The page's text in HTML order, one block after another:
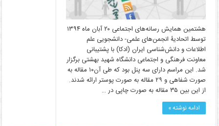
هشتمین همایش رسانه‌های اجتماعی ۲۰ آبان ماه ۱۳۹۴
توسط اتحادیۀ انجمن‌های علمی- دانشجویی علم
اطلاعات و دانش‌شناسی ایران (ادکا) با پشتیبانی
معاونت فرهنگی و اجتماعی دانشگاه شهید بهشتی برگزار
شد. این مراسم دارای سه پنل بود که طی آن۱۰ مقاله به
صورت شفاهی و ۲۹ مقاله به صورت پوستر ارائه شدند.
از این بین ۳۵ مقاله به صورت چاپی در …
ادامه نوشته »